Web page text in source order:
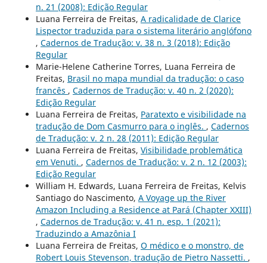
n. 21 (2008): Edição Regular
Luana Ferreira de Freitas, A radicalidade de Clarice
Lispector traduzida para o sistema literário anglófono
, Cadernos de Tradução: v. 38 n. 3 (2018): Edição
Regular
Marie-Helene Catherine Torres, Luana Ferreira de
Freitas, Brasil no mapa mundial da tradução: o caso
francês , Cadernos de Tradução: v. 40 n. 2 (2020):
Edição Regular
Luana Ferreira de Freitas, Paratexto e visibilidade na
tradução de Dom Casmurro para o inglês. , Cadernos
de Tradução: v. 2 n. 28 (2011): Edição Regular
Luana Ferreira de Freitas, Visibilidade problemática
em Venuti. , Cadernos de Tradução: v. 2 n. 12 (2003):
Edição Regular
William H. Edwards, Luana Ferreira de Freitas, Kelvis
Santiago do Nascimento, A Voyage up the River
Amazon Including a Residence at Pará (Chapter XXIII)
, Cadernos de Tradução: v. 41 n. esp. 1 (2021):
Traduzindo a Amazônia I
Luana Ferreira de Freitas, O médico e o monstro, de
Robert Louis Stevenson, tradução de Pietro Nassetti. ,